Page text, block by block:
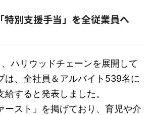
特別支援手当」を全従業員へ
ハリウッドチェーンを展開して
は、全社員＆アルバイト539名に
すると発表しました。
ースト」を掲げており、育児や介